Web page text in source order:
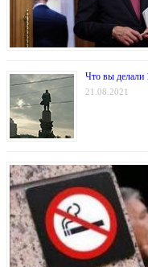
Что вы делали
21.08.2021